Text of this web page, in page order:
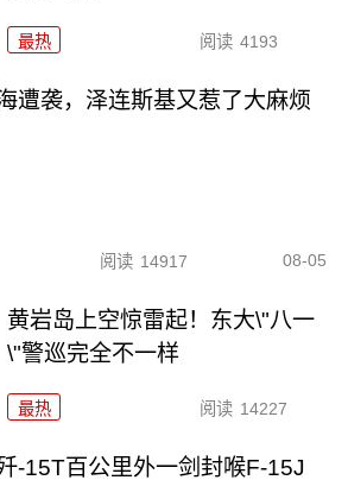
最热 阅读 4193
遭袭，泽连斯基又惹了大麻烦
阅读 14917 08-05
黄岩岛上空惊雷起！东大\"八一
\"警巡完全不一样
最热 阅读 14227
-15T百公里外一剑封喉F-15J